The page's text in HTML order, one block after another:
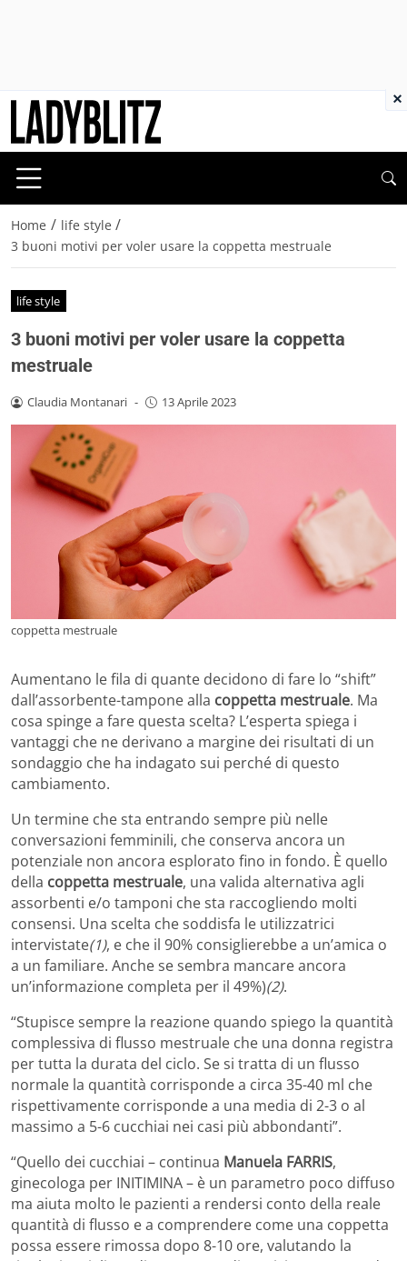
Home / life style /
3 buoni motivi per voler usare la coppetta mestruale
life style
3 buoni motivi per voler usare la coppetta
mestruale
Claudia Montanari - 13 Aprile 2023
coppetta mestruale
Aumentano le fila di quante decidono di fare lo “shift”
dall’assorbente-tampone alla coppetta mestruale. Ma
cosa spinge a fare questa scelta? L’esperta spiega i
vantaggi che ne derivano a margine dei risultati di un
sondaggio che ha indagato sui perché di questo
cambiamento.
Un termine che sta entrando sempre più nelle
conversazioni femminili, che conserva ancora un
potenziale non ancora esplorato fino in fondo. È quello
della coppetta mestruale, una valida alternativa agli
assorbenti e/o tamponi che sta raccogliendo molti
consensi. Una scelta che soddisfa le utilizzatrici
intervistate(1), e che il 90% consiglierebbe a un’amica o
a un familiare. Anche se sembra mancare ancora
un’informazione completa per il 49%)(2).
“Stupisce sempre la reazione quando spiego la quantità
complessiva di flusso mestruale che una donna registra
per tutta la durata del ciclo. Se si tratta di un flusso
normale la quantità corrisponde a circa 35-40 ml che
rispettivamente corrisponde a una media di 2-3 o al
massimo a 5-6 cucchiai nei casi più abbondanti”.
“Quello dei cucchiai – continua Manuela FARRIS,
ginecologa per INITIMINA – è un parametro poco diffuso
ma aiuta molto le pazienti a rendersi conto della reale
quantità di flusso e a comprendere come una coppetta
possa essere rimossa dopo 8-10 ore, valutando la
×